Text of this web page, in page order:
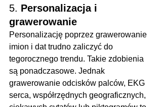
5. Personalizacja i
grawerowanie
Personalizację poprzez grawerowanie
imion i dat trudno zaliczyć do
tegorocznego trendu. Takie zdobienia
są ponadczasowe. Jednak
grawerowanie odcisków palców, EKG
serca, współrzędnych geograficznych,